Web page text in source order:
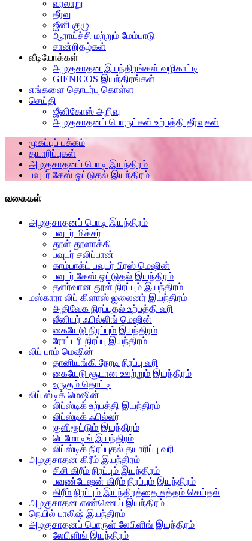
வரலாறு
தீர்வு
ஜீனி குழு
ஆராய்ச்சி மற்றும் மேம்பாடு
சான்றிதழ்கள்
வீடியோக்கள்
அழகுசாதன இயந்திரங்கள் வழிகாட்டி
GIENICOS இயந்திரங்கள்
எங்களை தொடர்பு கொள்ள
செய்தி
ஜீனிகோஸ் அறிவு
அழகுசாதனப் பொருட்கள் உற்பத்தி தீர்வுகள்
முகப்புப் பக்கம்
தயாரிப்புகள்
அழகுசாதனப் பொடி இயந்திரம்
பவுடர் கேஸ் ஒட்டுதல் இயந்திரம்
வகைகள்
அழகுசாதனப் பொடி இயந்திரம்
பவுடர் மிக்சர்
தூள் தூளாக்கி
பவுடர் சலிப்பான்
காம்பாக்ட் பவுடர் பிரஸ் மெஷின்
பவுடர் கேஸ் ஒட்டுதல் இயந்திரம்
தளர்வான தூள் நிரப்பும் இயந்திரம்
மஸ்காரா லிப் கிளாஸ் ஐலைனர் இயந்திரம்
அதிவேக நிரப்புதல் உற்பத்தி வரி
லீனியர் ஃபில்லிங் மெஷின்
கையேடு நிரப்பும் இயந்திரம்
ரோட்டரி நிரப்பு இயந்திரம்
லிப் பாம் மெஷின்
தானியங்கி நேரடி நிரப்பு வரி
கையேடு சூடான ஊற்றும் இயந்திரம்
உருகும் தொட்டி
லிப் ஸ்டிக் மெஷின்
லிப்ஸ்டிக் உற்பத்தி இயந்திரம்
லிப்ஸ்டிக் ஃபில்லர்
குளிரூட்டும் இயந்திரம்
டெமோடிங் இயந்திரம்
லிப்ஸ்டிக் நிரப்புதல் தயாரிப்பு வரி
அழகுசாதன கிரீம் இயந்திரம்
சிசி கிரீம் நிரப்பும் இயந்திரம்
பவுண்டேஷன் கிரீம் நிரப்பும் இயந்திரம்
கிரீம் நிரப்பும் இயந்திரத்தை சுத்தம் செய்தல்
அழகுசாதன எண்ணெய் இயந்திரம்
நெயில் பாலிஷ் இயந்திரம்
அழகுசாதனப் பொருள் லேபிளிங் இயந்திரம்
லேபிளிங் இயந்திரம்